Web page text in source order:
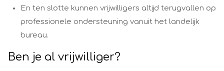
En ten slotte kunnen vrijwilligers altijd terugvallen op
professionele ondersteuning vanuit het landelijk
bureau.
Ben je al vrijwilliger?